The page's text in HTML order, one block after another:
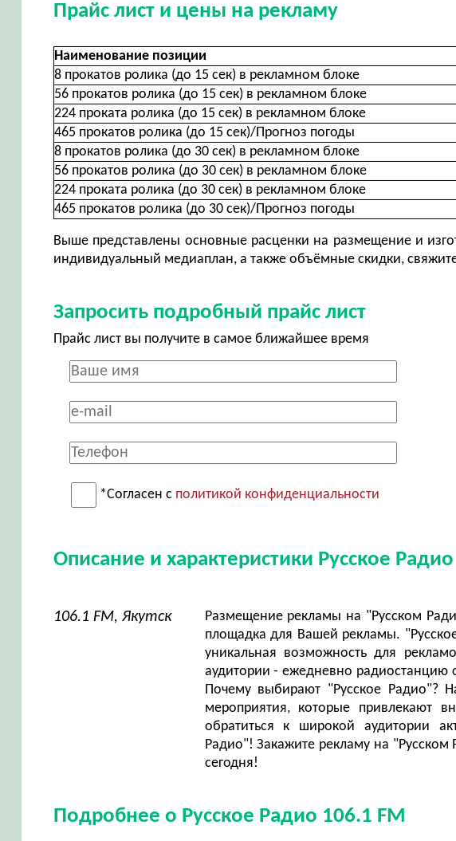
Прайс лист и цены на рекламу
Наименование позиции
8 прокатов ролика (до 15 сек) в рекламном блоке
56 прокатов ролика (до 15 сек) в рекламном блоке
224 проката ролика (до 15 сек) в рекламном блоке
465 прокатов ролика (до 15 сек)/Прогноз погоды
8 прокатов ролика (до 30 сек) в рекламном блоке
56 прокатов ролика (до 30 сек) в рекламном блоке
224 проката ролика (до 30 сек) в рекламном блоке
465 прокатов ролика (до 30 сек)/Прогноз погоды
Выше представлены основные расценки на размещение и
индивидуальный медиаплан, а также объёмные скидки,
Запросить подробный прайс лист
Прайс лист вы получите в самое ближайшее время
*Согласен с политикой конфиденциальности
Описание и характеристики Русское
106.1 FM, Якутск
Размещение рекламы на "Русском
площадка для Вашей рекламы.
уникальная возможность для
аудитории - ежедневно радиостанцию
Почему выбирают "Русское Радио"?
мероприятия, которые привлекают
обратиться к широкой аудитории
Радио"! Закажите рекламу на
сегодня!
Подробнее о Русское Радио 106.1 FM